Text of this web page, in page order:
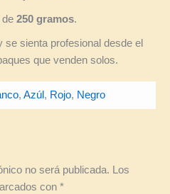
de 250 gramos.
sienta profesional desde el
que venden solos.
, Azúl , Rojo, Negro
no será publicada. Los
con *